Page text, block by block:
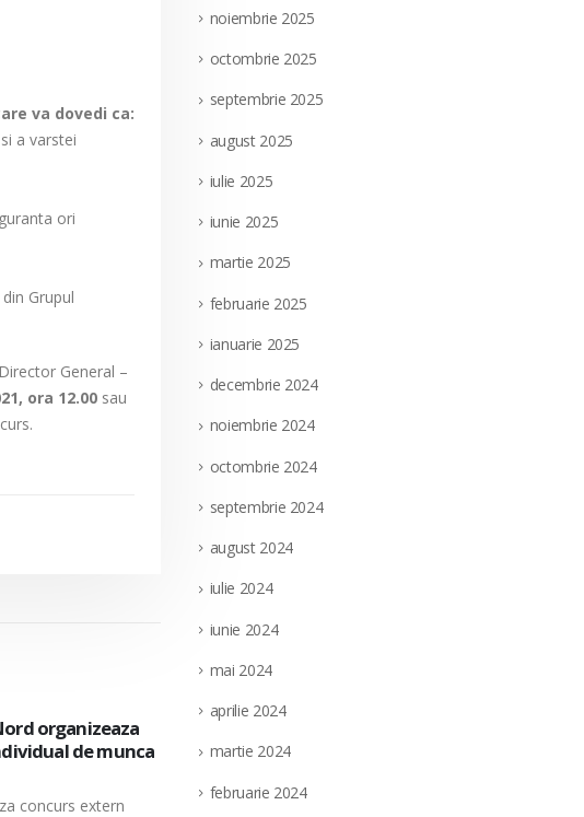
va dovedi ca:
a varstei
ori
Grupul
General –
ora 12.00 sau
intern/extern
de munca pe
ocuparea a
28
pentru ocuparea unui post vacant de
(punct de lucru: localitatea Targu Jiu,
noiembrie 2025
octombrie 2025
septembrie 2025
august 2025
iulie 2025
iunie 2025
martie 2025
februarie 2025
ianuarie 2025
decembrie 2024
noiembrie 2024
octombrie 2024
septembrie 2024
august 2024
iulie 2024
iunie 2024
mai 2024
aprilie 2024
martie 2024
februarie 2024